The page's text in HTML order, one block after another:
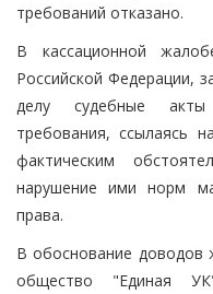
требований отказано.
В кассационной
Российской Федерации,
делу судебные
требования, ссылаясь
фактическим
нарушение ими норм
права.
В обоснование доводов
общество "Единая